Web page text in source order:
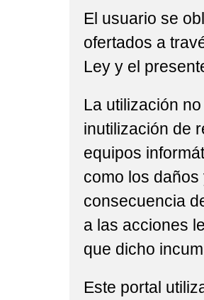
El usuario se
ofertados a
Ley y el
La utilización
inutilización de
equipos
como los
consecuencia
a las acciones
que dicho
Este portal